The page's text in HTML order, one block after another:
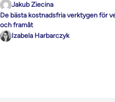
Jakub Ziecina
De bästa kostnadsfria verktygen för
och framåt
Izabela Harbarczyk